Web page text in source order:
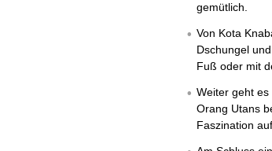
gemütlich.
Von Kota
Dschungel
Fuß oder mit
Weiter geht
Orang Utans
Faszination